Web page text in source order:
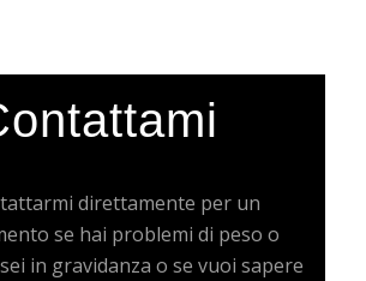
direttamente per un
se hai problemi di peso o
in gravidanza o se vuoi sapere